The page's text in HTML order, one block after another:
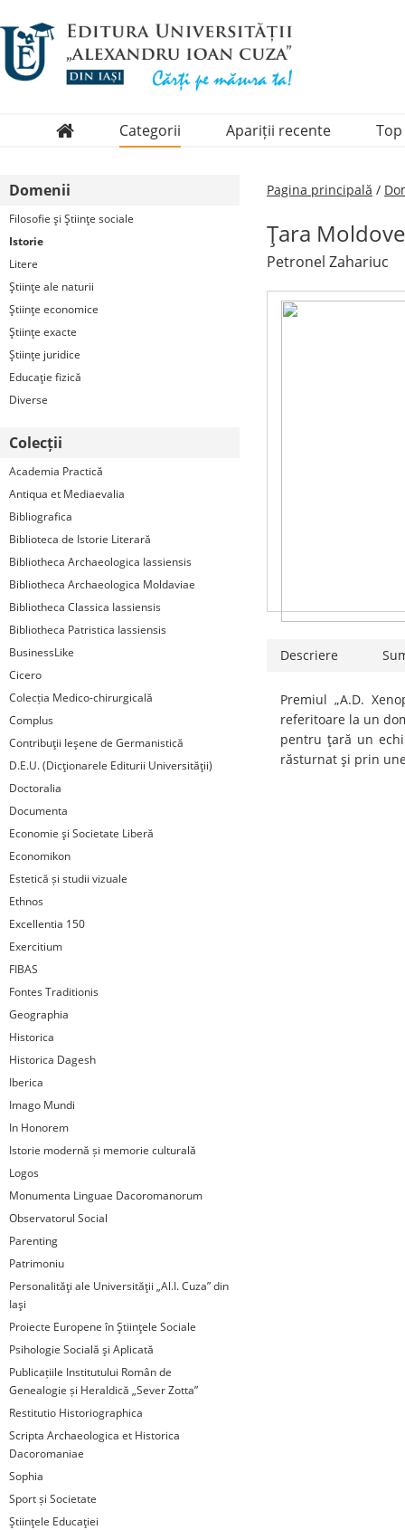
Categorii
Periodice
Apariții recente Top
Domenii
Filosofie şi Ştiinţe sociale
Istorie
Litere
Ştiinţe ale naturii
Ştiinţe economice
Ştiinţe exacte
Ştiinţe juridice
Educaţie fizică
Diverse
Colecții
Academia Practică
Antiqua et Mediaevalia
Bibliografica
Biblioteca de Istorie Literară
Bibliotheca Archaeologica Iassiensis
Bibliotheca Archaeologica Moldaviae
Bibliotheca Classica Iassiensis
Bibliotheca Patristica Iassiensis
BusinessLike
Cicero
Colecția Medico-chirurgicală
Complus
Contribuţii Ieşene de Germanistică
D.E.U. (Dicţionarele Editurii Universităţii)
Doctoralia
Documenta
Economie şi Societate Liberă
Economikon
Estetică și studii vizuale
Ethnos
Excellentia 150
Exercitium
FIBAS
Fontes Traditionis
Geographia
Historica
Historica Dagesh
Iberica
Imago Mundi
In Honorem
Istorie modernă și memorie culturală
Logos
Monumenta Linguae Dacoromanorum
Observatorul Social
Parenting
Patrimoniu
Personalităţi ale Universităţii „Al.I. Cuza” din
Iaşi
Proiecte Europene în Ştiinţele Sociale
Psihologie Socială şi Aplicată
Publicațiile Institutului Român de
Genealogie și Heraldică „Sever Zotta”
Restitutio Historiographica
Scripta Archaeologica et Historica
Dacoromaniae
Sophia
Sport și Societate
Ştiinţele Educaţiei
Pagina principală /
Ţara
Petronel Zahariuc
Descriere
Premiul „A.D.
referitoare la un
pentru ţară un
răsturnat şi prin